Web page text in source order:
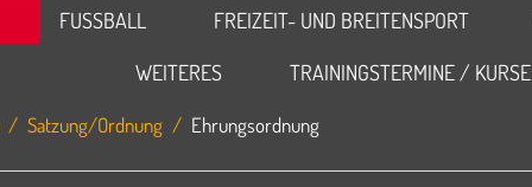
FUSSBALL FREIZEIT- UND BREITENSPORT
WEITERES
TRAININGSTERMINE / KURSE
Satzung/Ordnung Ehrungsordnung